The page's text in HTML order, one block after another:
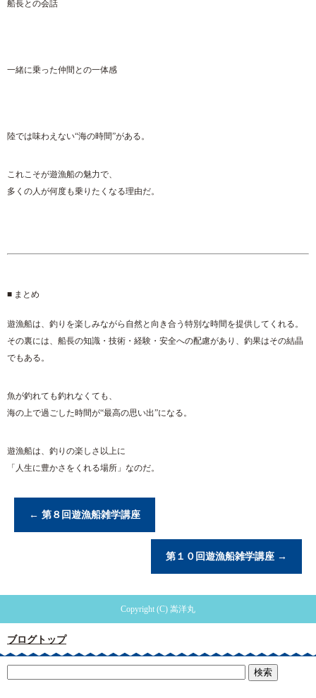
船長との会話
一緒に乗った仲間との一体感
陸では味わえない“海の時間”がある。
これこそが遊漁船の魅力で、
多くの人が何度も乗りたくなる理由だ。
■ まとめ
遊漁船は、釣りを楽しみながら自然と向き合う特別な時間を提供してくれる。
その裏には、船長の知識・技術・経験・安全への配慮があり、釣果はその結晶
でもある。
魚が釣れても釣れなくても、
海の上で過ごした時間が“最高の思い出”になる。
遊漁船は、釣りの楽しさ以上に
「人生に豊かさをくれる場所」なのだ。
← 第８回遊漁船雑学講座
第１０回遊漁船雑学講座 →
Copyright (C) 嵩洋丸
ブログトップ